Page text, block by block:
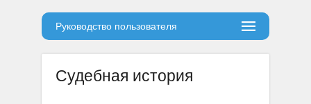
Руководство пользователя
Судебная история